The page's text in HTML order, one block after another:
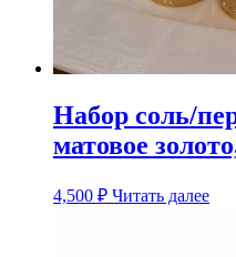
Набор соль/
матовое
4,500 ₽ Читать далее